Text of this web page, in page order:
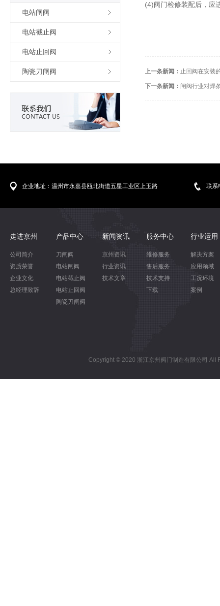
电站闸阀
电站截止阀
电站止回阀
陶瓷刀闸阀
(4)阀门检修装配后，应
上一条新闻： 止回阀在安装
下一条新闻： 闸阀行业对焊
企业地址：温州市永嘉县瓯北街道五星工业区上玉路 联系
走进京州
公司简介
资质荣誉
企业文化
总经理致辞
产品中心
刀闸阀
电站闸阀
电站截止阀
电站止回阀
陶瓷刀闸阀
新闻资讯
京州资讯
行业资讯
技术文章
服务中心
维修服务
售后服务
技术支持
下载
行业运用
解决方案
应用领域
工况环境
案例
Copyright © 2020 浙江京州阀门制造有限公司 All